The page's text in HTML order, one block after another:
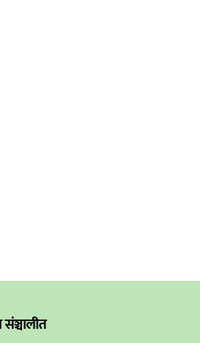
संञ्चालीत